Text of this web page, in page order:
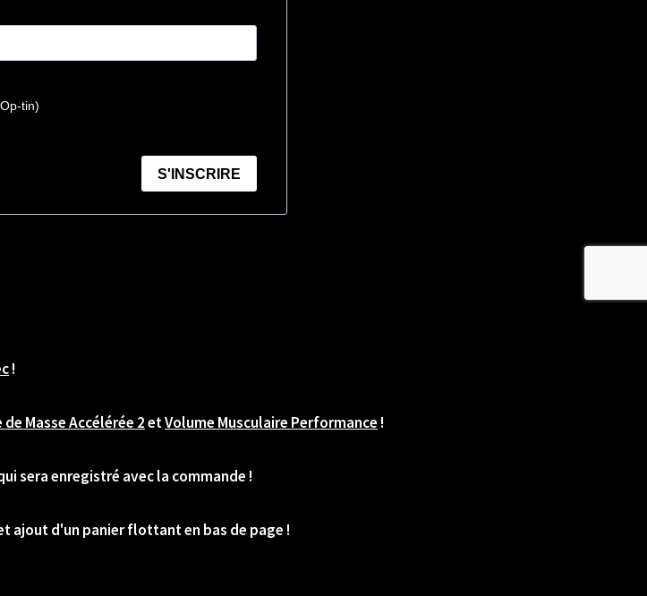
!
de Masse Accélérée 2etVolume Musculaire Performance !
sera enregistré avec la commande !
ajout d'un panier flottant en bas de page !